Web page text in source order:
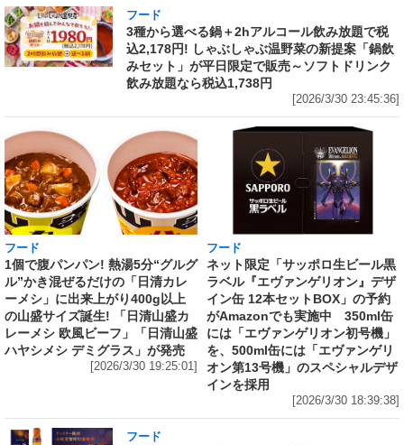
フード
3種から選べる鍋＋2hアルコール飲み放題で税
込2,178円! しゃぶしゃぶ温野菜の新提案「鍋飲
みセット」が平日限定で販売～ソフトドリンク
飲み放題なら税込1,738円
[2026/3/30 23:45:36]
フード
1個で腹パンパン! 熱湯5分“グルグ
ル”かき混ぜるだけの「日清カレ
ーメシ」に出来上がり400g以上
の山盛サイズ誕生! 「日清山盛カ
レーメシ 欧風ビーフ」「日清山盛
ハヤシメシ デミグラス」が発売
[2026/3/30 19:25:01]
フード
ネット限定「サッポロ生ビール黒
ラベル『エヴァンゲリオン』デザ
イン缶 12本セットBOX」の予約
がAmazonでも実施中 350ml缶
には「エヴァンゲリオン初号機」
を、500ml缶には「エヴァンゲリ
オン第13号機」のスペシャルデザ
インを採用
[2026/3/30 18:39:38]
フード